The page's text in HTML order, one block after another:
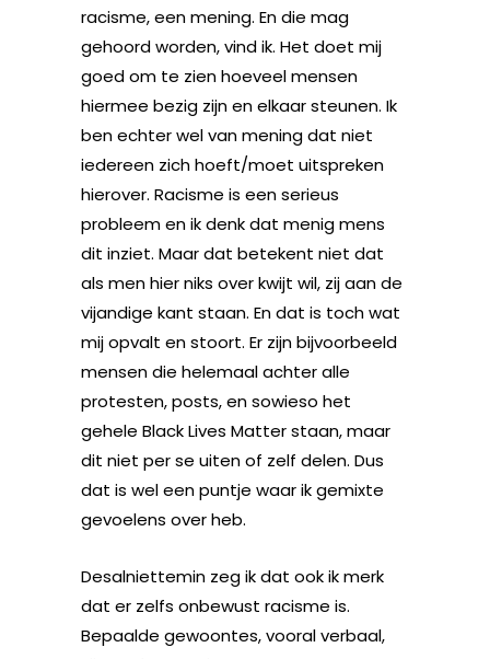
racisme, een mening. En die mag
gehoord worden, vind ik. Het doet mij
goedom te zien hoeveel mensen
hiermee bezig zijn en elkaar steunen. Ik
ben echter wel van mening dat niet
iedereen zich hoeft/moet uitspreken
hierover. Racisme is een serieus
probleem en ik denk dat menig mens
dit inziet. Maar dat betekent niet dat
als men hier niks over kwijt wil, zij aan de
vijandige kant staan. En dat is toch wat
mij opvalt en stoort. Er zijn bijvoorbeeld
mensen die helemaal achter alle
protesten,posts,en sowieso het
gehele BlackLives Matter staan, maar
dit niet per se uiten of zelf delen. Dus
dat is wel een puntje waar ik gemixte
gevoelens over heb.
Desalniettemin zeg ik dat ook ik merk
dat er zelfs onbewust racisme is.
Bepaalde gewoontes, vooral verbaal,